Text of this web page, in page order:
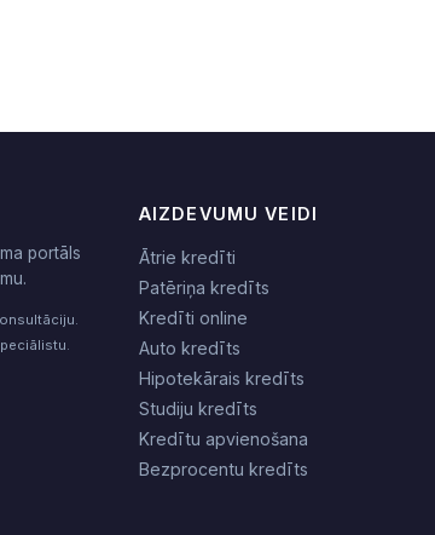
portāls
AIZDEVUMU VEIDI
Ātrie kredīti
Patēriņa kredīts
Kredīti online
Auto kredīts
Hipotekārais kredīts
Studiju kredīts
Kredītu apvienošana
Bezprocentu kredīts